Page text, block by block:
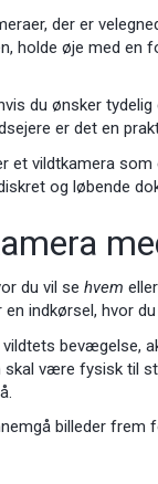
der er
holde øje med
du ønsker
er det en
et vildtkamera
og løbende
du vil sehvem
indkørsel, hvor
bevægelse,
skal være fysisk til
billeder frem